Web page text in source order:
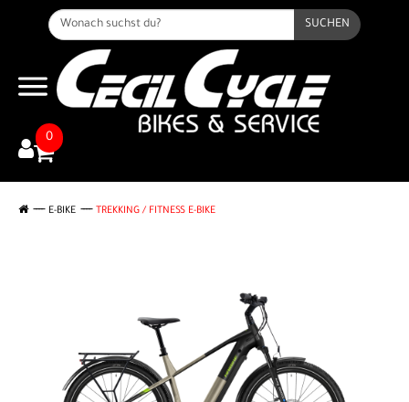
SUCHEN
0
E-BIKE TREKKING / FITNESS E-BIKE